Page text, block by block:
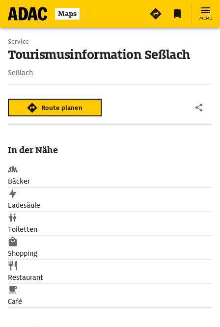
Maps MENÜ
Service
Tourismusinformation Seßlach
Seßlach
Route planen
In der Nähe
Bäcker
Ladesäule
Toiletten
Shopping
Restaurant
Café